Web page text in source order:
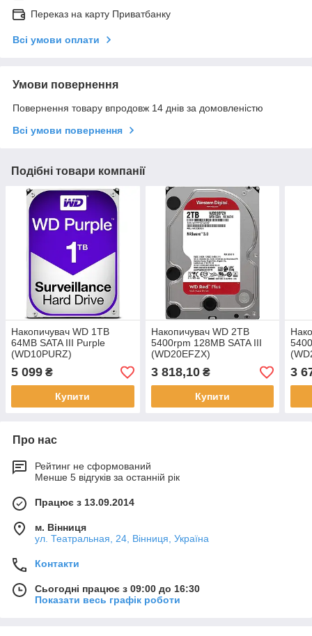
Переказ на карту Приватбанку
Всі умови оплати
Умови повернення
Повернення товару впродовж 14 днів за домовленістю
Всі умови повернення
Подібні товари компанії
Накопичувач WD 1TB
64MB SATA III Purple
(WD10PURZ)
5 099 ₴
Купити
Накопичувач WD 2TB
5400rpm 128MB SATA III
(WD20EFZX)
3 818,10₴
Купити
3
Про нас
Рейтинг не сформований
Менше 5 відгуків за останній рік
Працює з 13.09.2014
м. Вінниця
ул. Театральная, 24, Вінниця, Україна
Контакти
Сьогодні працює з 09:00 до 16:30
Показати весь графік роботи